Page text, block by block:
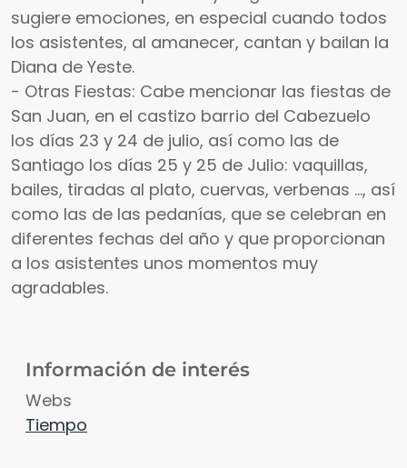
sugiere emociones, en especial cuando todos
los asistentes, al amanecer, cantan y bailan la
Diana de Yeste.
- Otras Fiestas: Cabe mencionar las fiestas de
San Juan, en el castizo barrio del Cabezuelo
los días 23 y 24 de julio, así como las de
Santiago los días 25 y 25 de Julio: vaquillas,
bailes, tiradas al plato, cuervas, verbenas ..., así
como las de las pedanías, que se celebran en
diferentes fechas del año y que proporcionan
a los asistentes unos momentos muy
agradables.
Información de interés
Webs
Tiempo